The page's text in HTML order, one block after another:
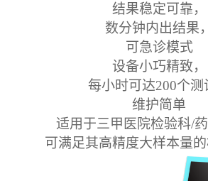
结果稳定可靠，
数分钟内出结果，
可急诊模式
设备小巧精致，
每小时可达200个测
维护简单
适用于三甲医院检验科/药
可满足其高精度大样本量的